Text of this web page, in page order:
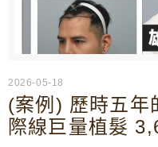
2026-05-18
(案例) 歷時五年
際線巨量植髮